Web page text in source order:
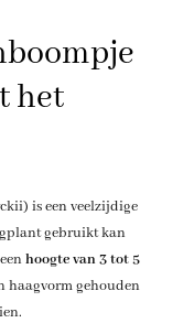
het
is een veelzijdige
gebruikt kan
hoogte van 3 tot 5
haagvorm gehouden